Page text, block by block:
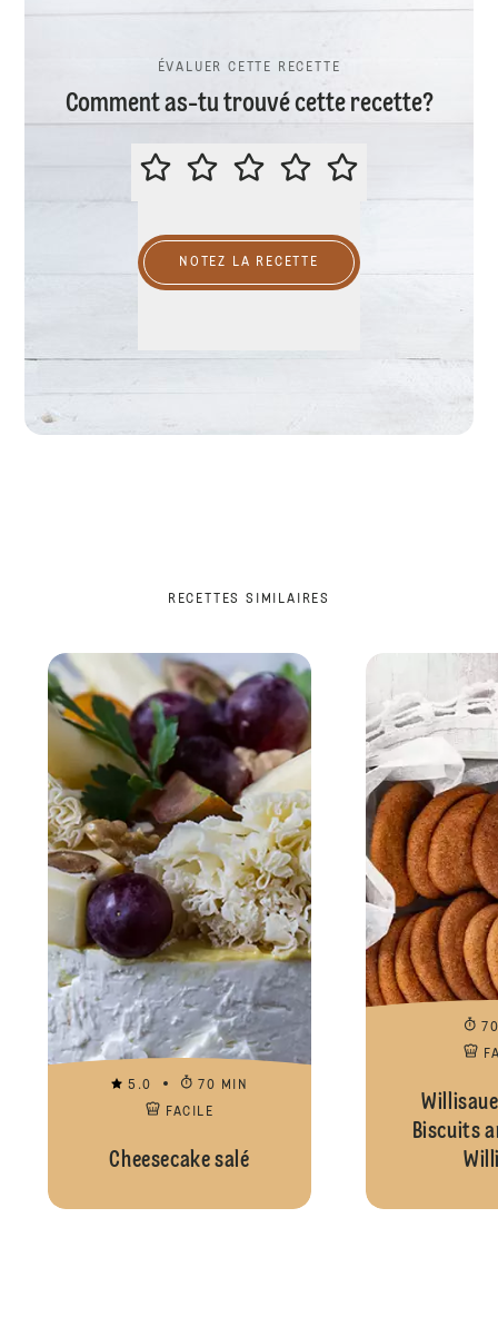
ÉVALUER CETTE RECETTE
Comment as-tu trouvé cette recette?
ÉVALUER CETTE RECETTE
NOTEZ LA RECETTE
RECETTES SIMILAIRES
5.0
70 MIN
FACILE
Cheesecake salé
Biscuits